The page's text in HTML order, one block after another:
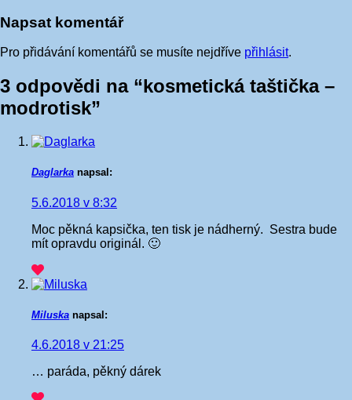
Napsat komentář
Pro přidávání komentářů se musíte nejdříve přihlásit.
3 odpovědi na “kosmetická taštička –
modrotisk”
Daglarka napsal:
5.6.2018 v 8:32
Moc pěkná kapsička, ten tisk je nádherný. Sestra bude
mít opravdu originál. 🙂
Miluska napsal:
4.6.2018 v 21:25
… paráda, pěkný dárek